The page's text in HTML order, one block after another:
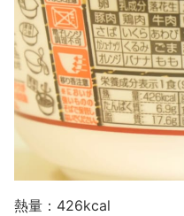
熱量：426kcal